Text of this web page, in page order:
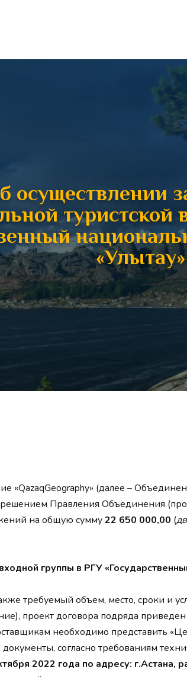
осуществлении
«Улытау»
«QazaqGeography» (далее –
Правления Объединения
на общую сумму22 650 000,00 (
группы в РГУ
требуемый объем, место, сроки
проект договора подряда
необходимо представить
согласно требованиям
2022 года по адресу: г.Астана,